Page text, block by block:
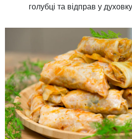
голубці та відправ у